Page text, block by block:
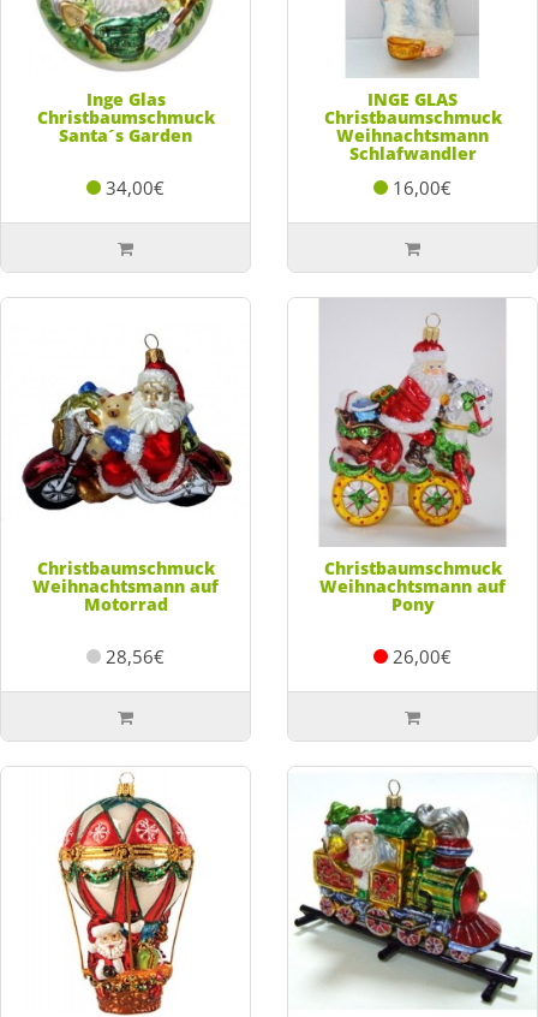
Inge Glas
Christbaumschmuck
Santa´s Garden
34,00€
INGE GLAS
Christbaumschmuck
Weihnachtsmann
Schlafwandler
16,00€
Christbaumschmuck
Weihnachtsmann auf
Motorrad
28,56€
Christbaumschmuck
Weihnachtsmann auf
Pony
26,00€